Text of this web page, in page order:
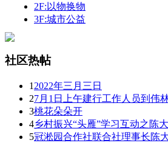
2F:以物换物
3F:城市公益
社区热帖
1 2022年三月三日
27月1日上午建行工作人员到伟
3桃花朵朵开
4乡村振兴“头雁”学习互动之陈
5冠淞园合作社联合社理事长陈